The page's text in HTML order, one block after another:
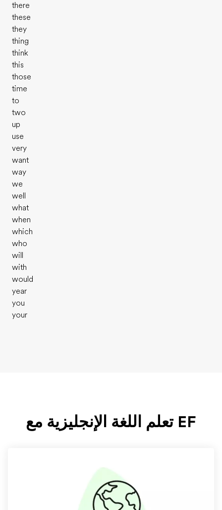
there
these
they
thing
think
this
those
time
to
two
up
use
very
want
way
we
well
what
when
which
who
will
with
would
year
you
your
EF تعلم اللغة الإنجليزية مع